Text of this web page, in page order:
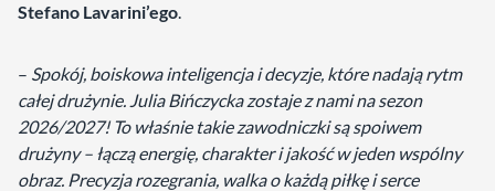
Stefano Lavarini’ego.
– Spokój, boiskowa inteligencja i decyzje, które nadają rytm
całej drużynie. Julia Bińczycka zostaje z nami na sezon
2026/2027! To właśnie takie zawodniczki są spoiwem
drużyny – łączą energię, charakter i jakość w jeden wspólny
obraz. Precyzja rozegrania, walka o każdą piłkę i serce